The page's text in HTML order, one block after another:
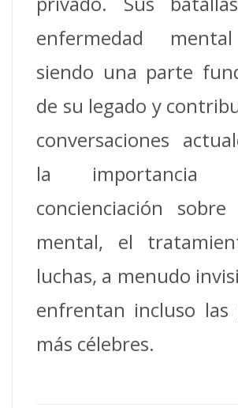
enfermedad
siendo una parte
de su legado y
conversaciones
la
concienciación
mental, el
luchas, a menudo
enfrentan incluso las
más célebres.